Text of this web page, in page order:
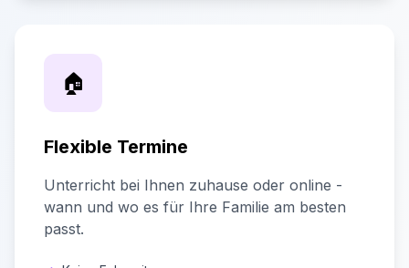
🏠
Flexible Termine
Unterricht bei Ihnen zuhause oder online -
wann und wo es für Ihre Familie am besten
passt.